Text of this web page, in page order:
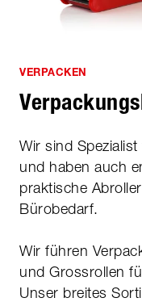
VERPACKEN
Wir sind
und haben auch
praktische
Bürobedarf.
Wir führen
und Grossrollen
Unser breites